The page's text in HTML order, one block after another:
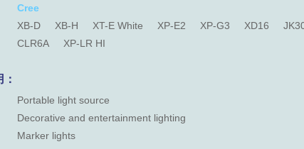
Cree
XB-D
XB-H XT-E White XP-E2 XP-G3 XD16
CLR6A
XP-LR HI
Portable light source
Decorative and entertainment lighting
Marker lights